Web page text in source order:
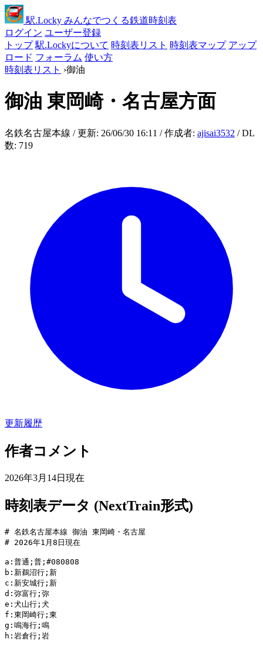
駅.Locky みんなでつくる鉄道時刻表
ログイン ユーザー登録
トップ 駅.Lockyについて 時刻表リスト 時刻表マップ アップ
ロード フォーラム 使い方
時刻表リスト ›御油
御油 東岡崎・名古屋方面
名鉄名古屋本線 / 更新: 26/06/30 16:11 / 作成者: ajisai3532 / DL
数: 719
更新履歴
作者コメント
2026年3月14日現在
時刻表データ (NextTrain形式)
# 名鉄名古屋本線 御油 東岡崎・名古屋
# 2026年1月8日現在
a:普通;普;#080808
b:新鵜沼行;新
c:新安城行;新
d:弥富行;弥
e:犬山行;犬
f:東岡崎行;東
g:鳴海行;鳴
h:岩倉行;岩